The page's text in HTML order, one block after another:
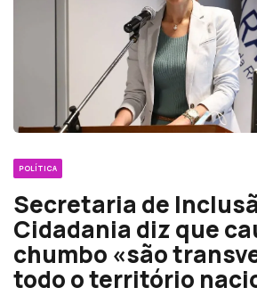
POLÍTICA
Secretaria de
Cidadania diz que
chumbo «são
todo o território